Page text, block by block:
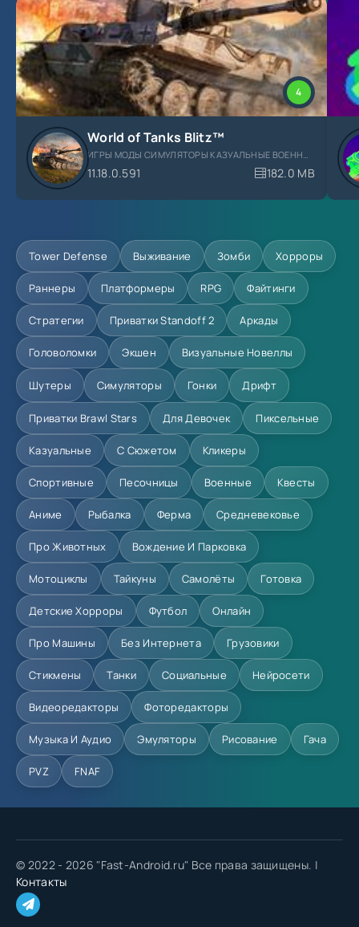
4
World of Tanks Blitz™
ИГРЫ МОДЫ СИМУЛЯТОРЫ КАЗУАЛЬНЫЕ ВОЕННЫЕ ТАНКИ
11.18.0.591 182.0 MB
Tower Defense Выживание Зомби Хорроры
Раннеры Платформеры RPG Файтинги
Стратегии Приватки Standoff 2 Аркады
Головоломки Экшен Визуальные Новеллы
Шутеры Симуляторы Гонки Дрифт
Приватки Brawl Stars Для Девочек Пиксельные
Казуальные С Сюжетом Кликеры
Спортивные Песочницы Военные Квесты
Аниме Рыбалка Ферма Средневековье
Про Животных Вождение И Парковка
Мотоциклы Тайкуны Самолёты Готовка
Детские Хорроры Футбол Онлайн
Про Машины Без Интернета Грузовики
Стикмены Танки Социальные Нейросети
Видеоредакторы Фоторедакторы
Музыка И Аудио Эмуляторы Рисование Гача
PVZ FNAF
© 2022 - 2026 "Fast-Android.ru" Все права защищены. |
Контакты